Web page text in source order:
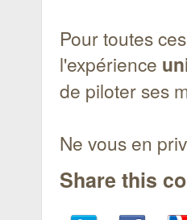
Pour toutes
l'expérience
de piloter ses
Ne vous en
Share this